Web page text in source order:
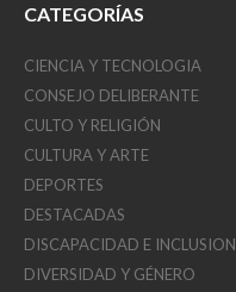
CATEGORÍAS
CIENCIA Y TECNOLOGIA
CONSEJO DELIBERANTE
CULTO Y RELIGIÓN
CULTURA Y ARTE
DEPORTES
DESTACADAS
DISCAPACIDAD E INCLUSION
DIVERSIDAD Y GÉNERO